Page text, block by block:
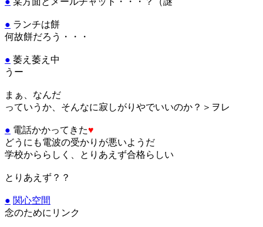
● ランチは餅
何故餅だろう・・・
● 萎え萎え中
うー
まぁ、なんだ
っていうか、そんなに寂しがりやでいいのか？＞ヲレ
● 電話かかってきた♥
どうにも電波の受かりが悪いようだ
学校かららしく、とりあえず合格らしい
とりあえず？？
● 関心空間
念のためにリンク